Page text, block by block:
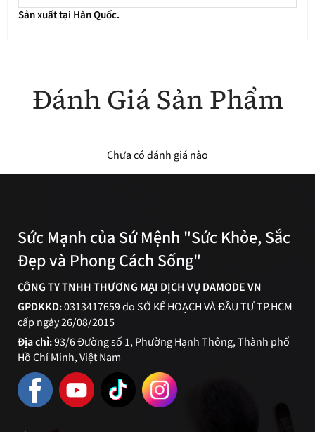
Sản xuất tại Hàn Quốc.
Đánh Giá Sản Phẩm
Chưa có đánh giá nào
Sức Mạnh của Sứ Mệnh "Sức Khỏe, Sắc
Đẹp và Phong Cách Sống"
CÔNG TY TNHH THƯƠNG MẠI DỊCH VỤ DAMODE VN
GPDKKD:0313417659 do SỞ KẾ HOẠCH VÀ ĐẦU TƯ TP.HCM
cấp ngày 26/08/2015
Địa chỉ:93/6 Đường số 1, Phường Hạnh Thông, Thành phố
Hồ Chí Minh, Việt Nam